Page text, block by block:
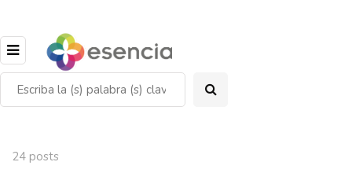
24 posts